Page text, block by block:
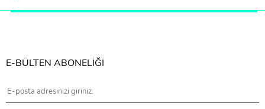
E-BÜLTEN ABONELİĞİ